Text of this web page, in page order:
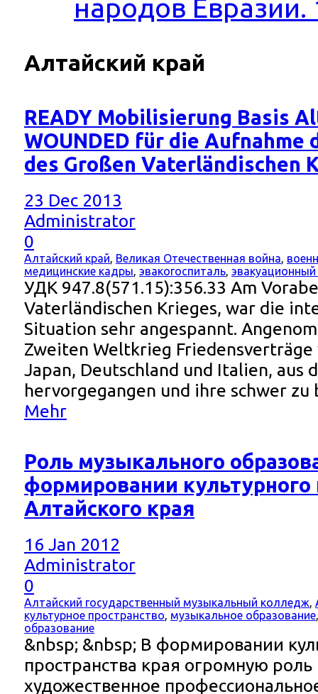
народов Евразии.
Алтайский край
READY Mobilisierung Basis
WOUNDED für die Aufnahme
des Großen Vaterländischen
23 Dec 2013
Administrator
0
Алтайский край, Великая Отечественная война,
медицинские кадры, эвакогоспиталь, эвакуационный
УДК 947.8(571.15):356.33 Am
Vaterländischen Krieges, war die
Situation sehr angespannt.
Zweiten Weltkrieg Friedensverträge
Japan, Deutschland und Italien, aus
hervorgegangen und ihre schwer zu
Mehr
Роль музыкального
формировании культурного
Алтайского края
16 Jan 2012
Administrator
0
Алтайский государственный музыкальный колледж
культурное пространство музыкальное образование
образование
&nbsp; &nbsp; В формировании
пространства края огромную роль
художественное